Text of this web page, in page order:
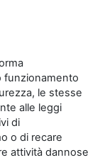
funzionamento
le stesse
alle leggi
di
o di recare
attività dannose